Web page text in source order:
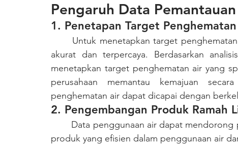
Pengaruh Data
1. Penetapan Target
akurat dan terpercaya. Berdasarkan
menetapkan target penghematan air yang
perusahaan memantau kemajuan
penghematan air dapat dicapai dengan
2. Pengembangan Produk Ramah
produk yang efisien dalam penggunaan air